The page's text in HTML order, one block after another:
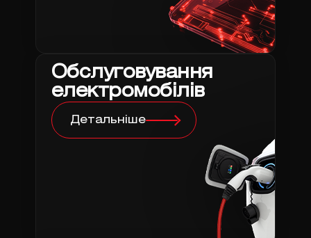
Обслуговування
електромобілів
Детальніше